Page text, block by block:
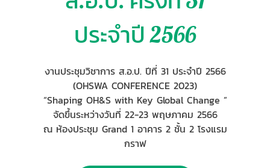
ประจำปี 2566
งานประชุมวิชาการ ส.อ.ป. ปีที่ 31 ประจำปี 2566
(OHSWA CONFERENCE 2023)
“Shaping OH&S with Key Global Change ”
จัดขึ้นระหว่างวันที่ 22-23 พฤษภาคม 2566
ณ ห้องประชุม Grand 1 อาคาร 2 ชั้น 2 โรงแรม
กราฟ